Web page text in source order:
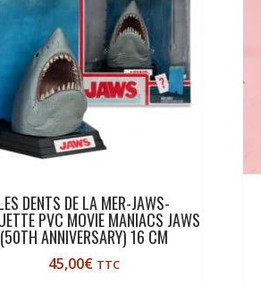
DENTS DE LA MER-JAWS-
PVC MOVIE MANIACS JAWS
(50TH ANNIVERSARY) 16 CM
45,00€ TTC